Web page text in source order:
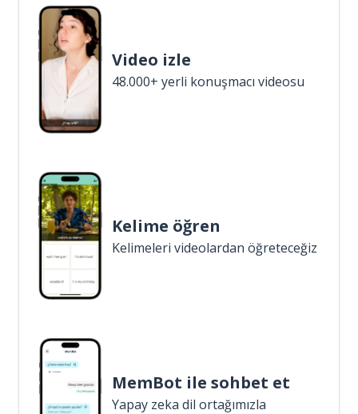
Video izle
48.000+ yerli konuşmacı videosu
Kelime öğren
Kelimeleri videolardan öğreteceğiz
MemBot ile sohbet et
Yapay zeka dil ortağımızla